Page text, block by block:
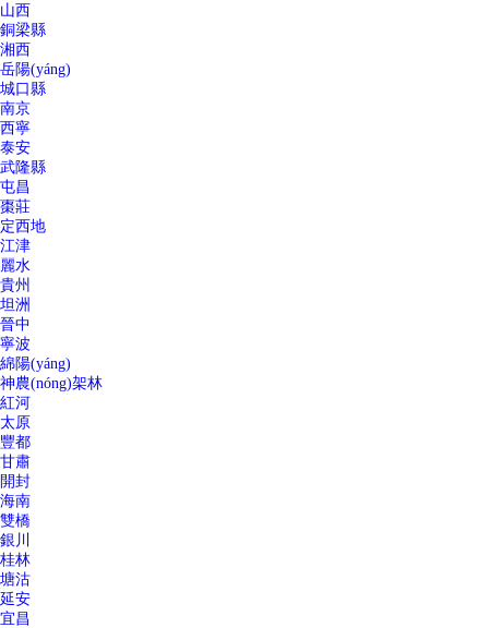
山西
銅梁縣
湘西
岳陽(yáng)
城口縣
南京
西寧
泰安
武隆縣
屯昌
棗莊
定西地
江津
麗水
貴州
坦洲
晉中
寧波
綿陽(yáng)
神農(nóng)架林
紅河
太原
豐都
甘肅
開封
海南
雙橋
銀川
桂林
塘沽
延安
宜昌